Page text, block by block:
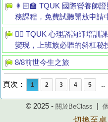
👩🏻‍🏫 TQUK 國際營養師
務課程，免費試聽開放申請
👩‍⚕️ TQUK 心理諮詢師培訓
變現，上班族必聽的斜杠秘
8/8前世今生之旅
頁次： 1 2 3 4 5 ..
© 2025 - 關於BeClass